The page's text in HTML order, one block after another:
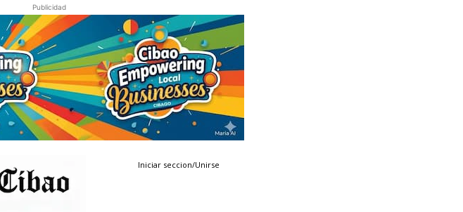
Publicidad
Iniciar seccion/Unirse